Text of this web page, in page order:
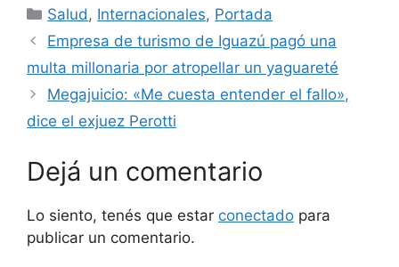
Categorías
Salud , Internacionales, Portada
Empresa de turismo de Iguazú pagó una
multa millonaria por atropellar un yaguareté
Megajuicio: «Me cuesta entender el fallo»,
dice el exjuez Perotti
Dejá un comentario
Lo siento, tenés que estar conectado para
publicar un comentario.